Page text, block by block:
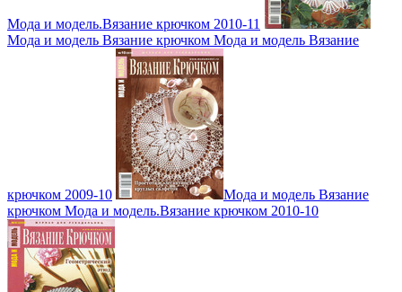
Мода и модель.Вязание крючком 2010-11
Мода и модель Вязание крючком Мода и модель Вязание
крючком 2009-10
Мода и модель Вязание
крючком Мода и модель.Вязание крючком 2010-10